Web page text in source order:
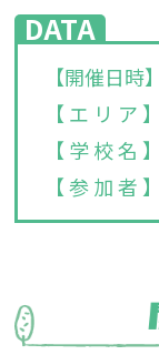
DATA
【開催日時】
【 エ リ ア 】
【 学 校 名 】
【 参 加 者 】